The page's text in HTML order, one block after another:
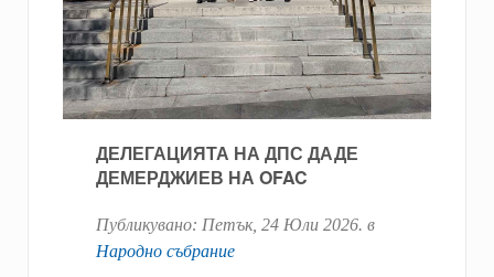
ДЕЛЕГАЦИЯТА НА ДПС ДАДЕ
ДЕМЕРДЖИЕВ НА OFAC
Публикувано: Петък, 24 Юли 2026. в
Народно събрание